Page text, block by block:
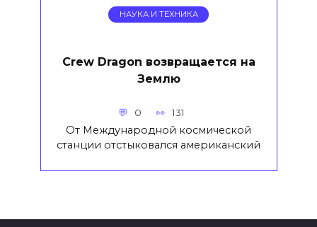
НАУКА И ТЕХНИКА
Crew Dragon возвращается на
Землю
0 131
От Международной космической
станции отстыковался американский